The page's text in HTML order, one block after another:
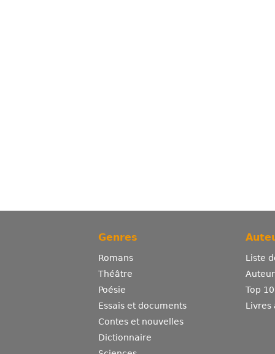
Genres
Romans
Théâtre
Poésie
Essais et documents
Contes et nouvelles
Dictionnaire
Liste
Top
Livres